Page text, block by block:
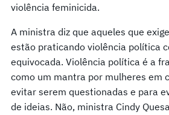
violência feminicida.
A ministra diz que aqueles que
estão praticando violência política
equivocada. Violência política é a
como um mantra por mulheres em
evitar serem questionadas e para
de ideias. Não, ministra Cindy